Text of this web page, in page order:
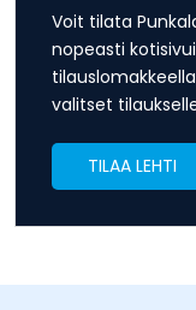
Voit tilata
nopeasti
valitset
TILAA LEHTI